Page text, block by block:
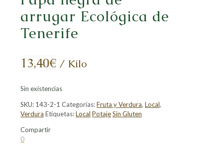
arrugar Ecológica de
Tenerife
13,40€ / Kilo
Sin existencias
SKU: 143-2-1 Categorías:Fruta y Verdura, Local,
Verdura Etiquetas:Local PotajeSin Gluten
Compartir
Compartir
Compartir
Compartir
Compartir
0